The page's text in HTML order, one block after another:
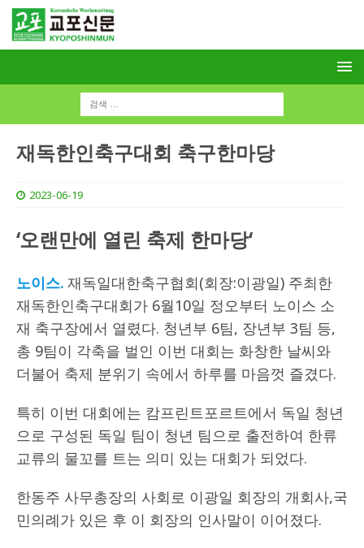
재독한인축구대회 축구한마당
2023-06-19
‘오랜만에 열린 축제 한마당‘
노이스. 재독일대한축구협회(회장:이광일) 주최한
재독한인축구대회가 6월10일 정오부터 노이스 소
재 축구장에서 열렸다. 청년부 6팀, 장년부 3팀 등,
총 9팀이 각축을 벌인 이번 대회는 화창한 날씨와
더불어 축제 분위기 속에서 하루를 마음껏 즐겼다.
특히 이번 대회에는 캄프린트포르트에서 독일 청년
으로 구성된 독일 팀이 청년 팀으로 출전하여 한류
교류의 물꼬를 트는 의미 있는 대회가 되었다.
한동주 사무총장의 사회로 이광일 회장의 개회사,국
민의례가 있은 후 이 회장의 인사말이 이어졌다.